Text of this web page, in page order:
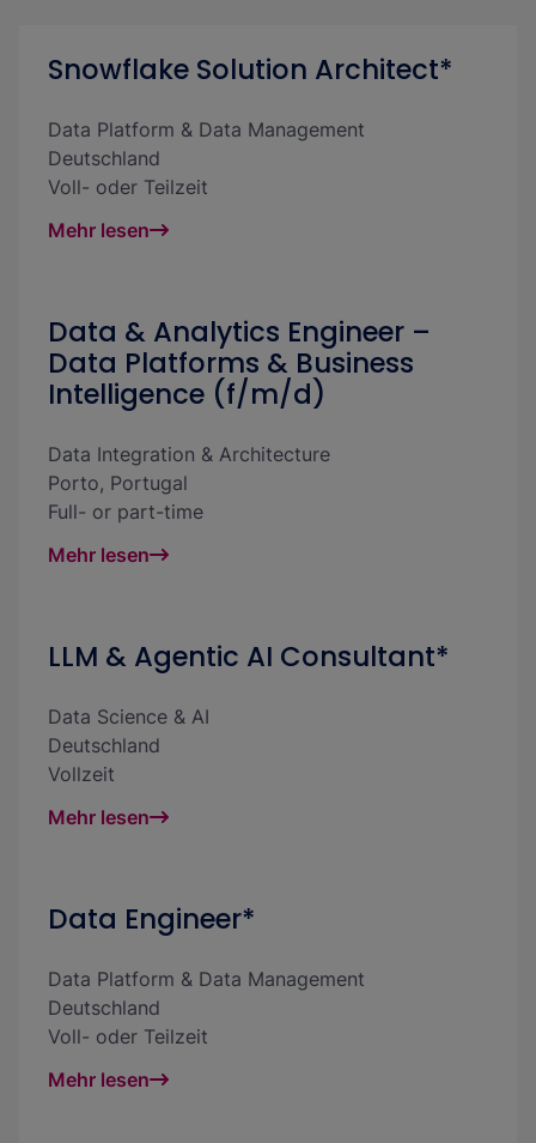
Snowflake Solution Architect*
Data Platform & Data Management
Deutschland
Voll- oder Teilzeit
Mehr lesen
Data & Analytics Engineer –
Data Platforms & Business
Intelligence (f/m/d)
Data Integration & Architecture
Porto, Portugal
Full- or part-time
Mehr lesen
LLM & Agentic AI Consultant*
Data Science & AI
Deutschland
Vollzeit
Mehr lesen
Data Engineer*
Data Platform & Data Management
Deutschland
Voll- oder Teilzeit
Mehr lesen